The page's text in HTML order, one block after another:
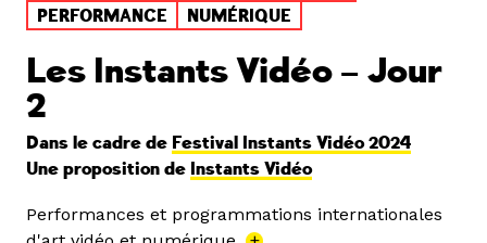
PERFORMANCE
NUMÉRIQUE
Les Instants Vidéo – Jour
2
Dans le cadre de Festival Instants Vidéo 2024
Une proposition de Instants Vidéo
Performances et programmations internationales